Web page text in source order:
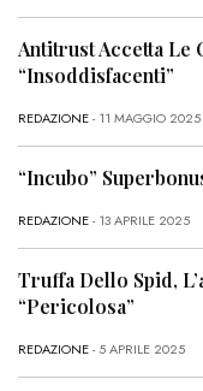
Antitrust Accetta Le
“Insoddisfacenti”
REDAZIONE- 11 MAGGIO 2025
“Incubo”
REDAZIONE- 13 APRILE 2025
Truffa Dello Spid,
“Pericolosa”
REDAZIONE- 5 APRILE 2025